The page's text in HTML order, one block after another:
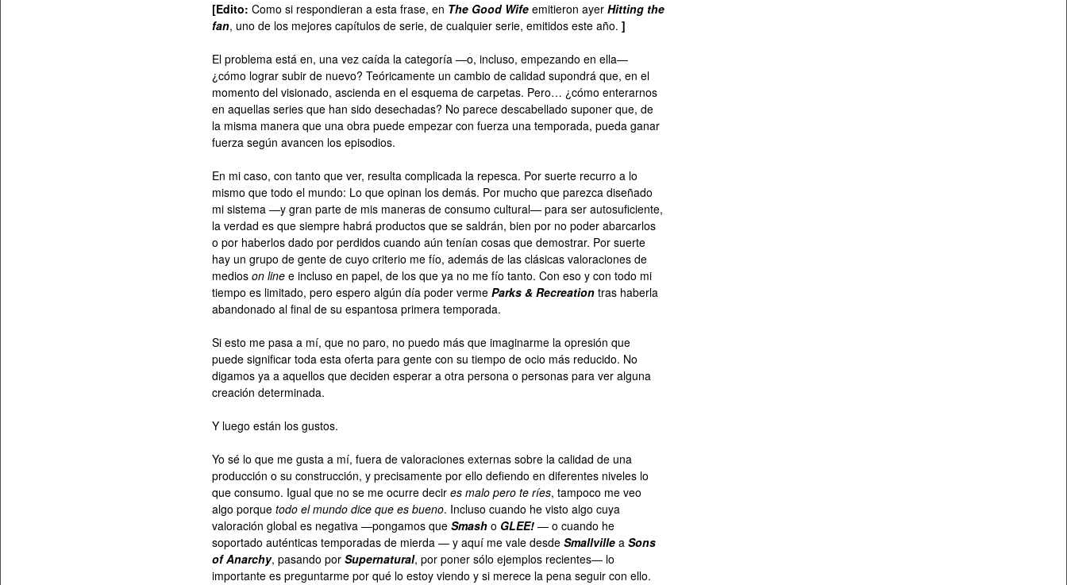
[Edito: Como si respondieran a esta frase, en The Good Wife emitieron ayer Hitting the
fan, uno de los mejores capítulos de serie, de cualquier serie, emitidos este año. ]
El problema está en, una vez caída la categoría —o, incluso, empezando en ella—
¿cómo lograr subir de nuevo? Teóricamente un cambio de calidad supondrá que, en el
momento del visionado, ascienda en el esquema de carpetas. Pero… ¿cómo enterarnos
en aquellas series que han sido desechadas? No parece descabellado suponer que, de
la misma manera que una obra puede empezar con fuerza una temporada, pueda ganar
fuerza según avancen los episodios.
En mi caso, con tanto que ver, resulta complicada la repesca. Por suerte recurro a lo
mismo que todo el mundo: Lo que opinan los demás. Por mucho que parezca diseñado
mi sistema —y gran parte de mis maneras de consumo cultural— para ser autosuficiente,
la verdad es que siempre habrá productos que se saldrán, bien por no poder abarcarlos
o por haberlos dado por perdidos cuando aún tenían cosas que demostrar. Por suerte
hay un grupo de gente de cuyo criterio me fío, además de las clásicas valoraciones de
medios on line e incluso en papel, de los que ya no me fío tanto. Con eso y con todo mi
tiempo es limitado, pero espero algún día poder verme Parks & Recreation tras haberla
abandonado al final de su espantosa primera temporada.
Si esto me pasa a mí, que no paro, no puedo más que imaginarme la opresión que
puede significar toda esta oferta para gente con su tiempo de ocio más reducido. No
digamos ya a aquellos que deciden esperar a otra persona o personas para ver alguna
creación determinada.
Y luego están los gustos.
Yo sé lo que me gusta a mí, fuera de valoraciones externas sobre la calidad de una
producción o su construcción, y precisamente por ello defiendo en diferentes niveles lo
que consumo. Igual que no se me ocurre decir es malo pero te ríes, tampoco me veo
algo porque todo el mundo dice que es bueno. Incluso cuando he visto algo cuya
valoración global es negativa —pongamos que Smash o GLEE! — o cuando he
soportado auténticas temporadas de mierda — y aquí me vale desde Smallville a Sons
of Anarchy, pasando por Supernatural, por poner sólo ejemplos recientes— lo
importante es preguntarme por qué lo estoy viendo y si merece la pena seguir con ello.